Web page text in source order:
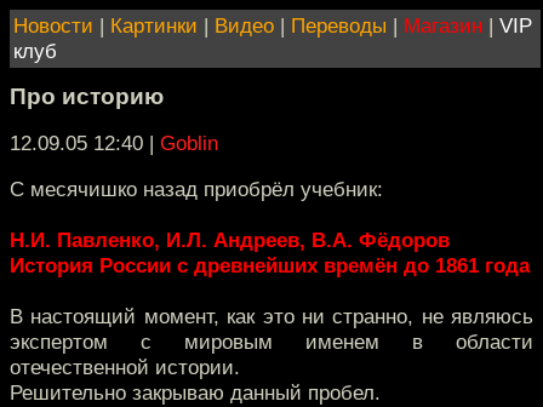
Новости | Картинки | Видео | Переводы | Магазин | VIP
клуб
Про историю
12.09.05 12:40 | Goblin
С месячишко назад приобрёл учебник:
Н.И. Павленко, И.Л. Андреев, В.А. Фёдоров
История России с древнейших времён до 1861 года
В настоящий момент, как это ни странно, не являюсь
экспертом с мировым именем в области
отечественной истории.
Решительно закрываю данный пробел.